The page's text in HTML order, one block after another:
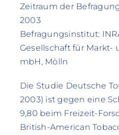
Zeitraum der
2003
Befragungsinstitut:
Gesellschaft für Markt-
mbH, Mölln
Die Studie Deutsche
2003) ist gegen eine
9,80 beim Freizeit-
British-American